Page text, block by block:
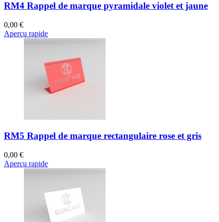
RM4 Rappel de marque pyramidale violet et jaune
0,00 €
Aperçu rapide
RM5 Rappel de marque rectangulaire rose et gris
0,00 €
Aperçu rapide